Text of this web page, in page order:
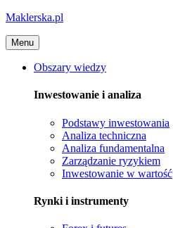
Maklerska.pl
Menu
Obszary wiedzy
Inwestowanie i analiza
Podstawy inwestowania
Analiza techniczna
Analiza fundamentalna
Zarządzanie ryzykiem
Inwestowanie w wartość
Rynki i instrumenty